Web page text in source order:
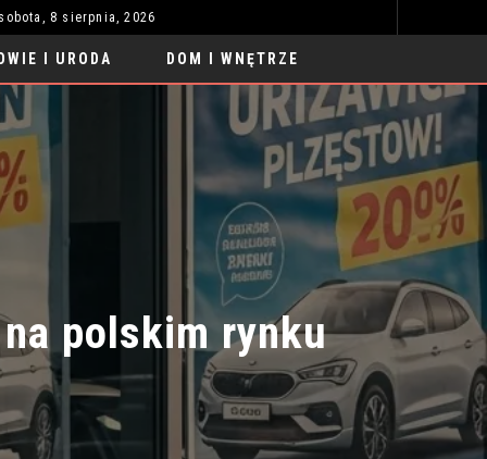
8 sierpnia, 2026
I URODA DOM I WNĘTRZE
polskim rynku